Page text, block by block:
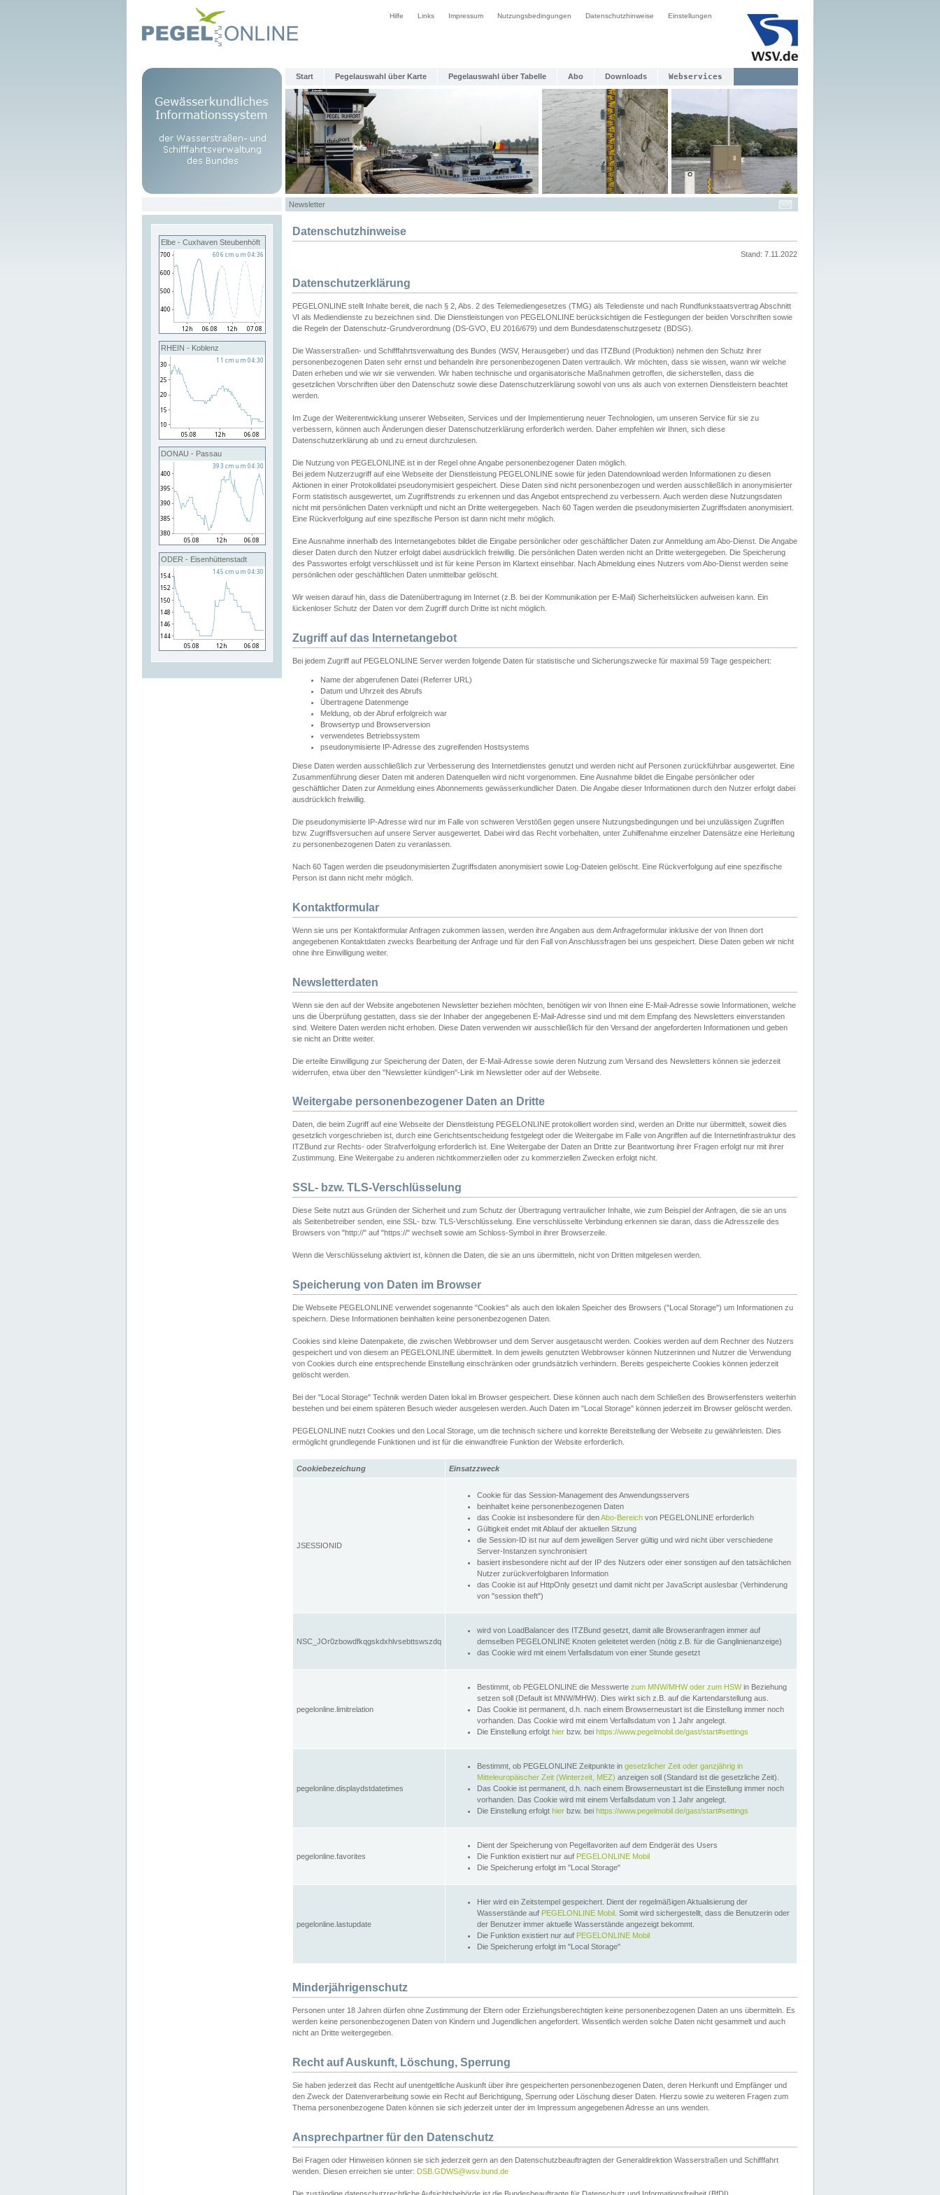
Hilfe Links Impressum Nutzungsbedingungen Datenschutzhinweise Einstellungen
Start Pegelauswahl über Karte Pegelauswahl über Tabelle Abo Downloads Webservices
Newsletter
Elbe - Cuxhaven Steubenhöft
RHEIN - Koblenz
DONAU - Passau
ODER - Eisenhüttenstadt
Datenschutzhinweise
Stand: 7.11.2022
Datenschutzerklärung
PEGELONLINE stellt Inhalte bereit, die nach § 2, Abs. 2 des Telemediengesetzes (TMG) als Teledienste und nach Rundfunkstaatsvertrag Abschnitt
VI als Mediendienste zu bezeichnen sind. Die Dienstleistungen von PEGELONLINE berücksichtigen die Festlegungen der beiden Vorschriften sowie
die Regeln der Datenschutz-Grundverordnung (DS-GVO, EU 2016/679) und dem Bundesdatenschutzgesetz (BDSG).
Die Wasserstraßen- und Schifffahrtsverwaltung des Bundes (WSV, Herausgeber) und das ITZBund (Produktion) nehmen den Schutz ihrer
personenbezogenen Daten sehr ernst und behandeln ihre personenbezogenen Daten vertraulich. Wir möchten, dass sie wissen, wann wir welche
Daten erheben und wie wir sie verwenden. Wir haben technische und organisatorische Maßnahmen getroffen, die sicherstellen, dass die
gesetzlichen Vorschriften über den Datenschutz sowie diese Datenschutzerklärung sowohl von uns als auch von externen Dienstleistern beachtet
werden.
Im Zuge der Weiterentwicklung unserer Webseiten, Services und der Implementierung neuer Technologien, um unseren Service für sie zu
verbessern, können auch Änderungen dieser Datenschutzerklärung erforderlich werden. Daher empfehlen wir Ihnen, sich diese
Datenschutzerklärung ab und zu erneut durchzulesen.
Die Nutzung von PEGELONLINE ist in der Regel ohne Angabe personenbezogener Daten möglich.
Bei jedem Nutzerzugriff auf eine Webseite der Dienstleistung PEGELONLINE sowie für jeden Datendownload werden Informationen zu diesen
Aktionen in einer Protokolldatei pseudonymisiert gespeichert. Diese Daten sind nicht personenbezogen und werden ausschließlich in anonymisierter
Form statistisch ausgewertet, um Zugriffstrends zu erkennen und das Angebot entsprechend zu verbessern. Auch werden diese Nutzungsdaten
nicht mit persönlichen Daten verknüpft und nicht an Dritte weitergegeben. Nach 60 Tagen werden die pseudonymisierten Zugriffsdaten anonymisiert.
Eine Rückverfolgung auf eine spezifische Person ist dann nicht mehr möglich.
Eine Ausnahme innerhalb des Internetangebotes bildet die Eingabe persönlicher oder geschäftlicher Daten zur Anmeldung am Abo-Dienst. Die Angabe
dieser Daten durch den Nutzer erfolgt dabei ausdrücklich freiwillig. Die persönlichen Daten werden nicht an Dritte weitergegeben. Die Speicherung
des Passwortes erfolgt verschlüsselt und ist für keine Person im Klartext einsehbar. Nach Abmeldung eines Nutzers vom Abo-Dienst werden seine
persönlichen oder geschäftlichen Daten unmittelbar gelöscht.
Wir weisen darauf hin, dass die Datenübertragung im Internet (z.B. bei der Kommunikation per E-Mail) Sicherheitslücken aufweisen kann. Ein
lückenloser Schutz der Daten vor dem Zugriff durch Dritte ist nicht möglich.
Zugriff auf das Internetangebot
Bei jedem Zugriff auf PEGELONLINE Server werden folgende Daten für statistische und Sicherungszwecke für maximal 59 Tage gespeichert:
Name der abgerufenen Datei (Referrer URL)
Datum und Uhrzeit des Abrufs
Übertragene Datenmenge
Meldung, ob der Abruf erfolgreich war
Browsertyp und Browserversion
verwendetes Betriebssystem
pseudonymisierte IP-Adresse des zugreifenden Hostsystems
Diese Daten werden ausschließlich zur Verbesserung des Internetdienstes genutzt und werden nicht auf Personen zurückführbar ausgewertet. Eine
Zusammenführung dieser Daten mit anderen Datenquellen wird nicht vorgenommen. Eine Ausnahme bildet die Eingabe persönlicher oder
geschäftlicher Daten zur Anmeldung eines Abonnements gewässerkundlicher Daten. Die Angabe dieser Informationen durch den Nutzer erfolgt dabei
ausdrücklich freiwillig.
Die pseudonymisierte IP-Adresse wird nur im Falle von schweren Verstößen gegen unsere Nutzungsbedingungen und bei unzulässigen Zugriffen
bzw. Zugriffsversuchen auf unsere Server ausgewertet. Dabei wird das Recht vorbehalten, unter Zuhilfenahme einzelner Datensätze eine Herleitung
zu personenbezogenen Daten zu veranlassen.
Nach 60 Tagen werden die pseudonymisierten Zugriffsdaten anonymisiert sowie Log-Dateien gelöscht. Eine Rückverfolgung auf eine spezifische
Person ist dann nicht mehr möglich.
Kontaktformular
Wenn sie uns per Kontaktformular Anfragen zukommen lassen, werden ihre Angaben aus dem Anfrageformular inklusive der von Ihnen dort
angegebenen Kontaktdaten zwecks Bearbeitung der Anfrage und für den Fall von Anschlussfragen bei uns gespeichert. Diese Daten geben wir nicht
ohne ihre Einwilligung weiter.
Newsletterdaten
Wenn sie den auf der Website angebotenen Newsletter beziehen möchten, benötigen wir von Ihnen eine E-Mail-Adresse sowie Informationen, welche
uns die Überprüfung gestatten, dass sie der Inhaber der angegebenen E-Mail-Adresse sind und mit dem Empfang des Newsletters einverstanden
sind. Weitere Daten werden nicht erhoben. Diese Daten verwenden wir ausschließlich für den Versand der angeforderten Informationen und geben
sie nicht an Dritte weiter.
Die erteilte Einwilligung zur Speicherung der Daten, der E-Mail-Adresse sowie deren Nutzung zum Versand des Newsletters können sie jederzeit
widerrufen, etwa über den "Newsletter kündigen"-Link im Newsletter oder auf der Webseite.
Weitergabe personenbezogener Daten an Dritte
Daten, die beim Zugriff auf eine Webseite der Dienstleistung PEGELONLINE protokolliert worden sind, werden an Dritte nur übermittelt, soweit dies
gesetzlich vorgeschrieben ist, durch eine Gerichtsentscheidung festgelegt oder die Weitergabe im Falle von Angriffen auf die Internetinfrastruktur des
ITZBund zur Rechts- oder Strafverfolgung erforderlich ist. Eine Weitergabe der Daten an Dritte zur Beantwortung ihrer Fragen erfolgt nur mit ihrer
Zustimmung. Eine Weitergabe zu anderen nichtkommerziellen oder zu kommerziellen Zwecken erfolgt nicht.
SSL- bzw. TLS-Verschlüsselung
Diese Seite nutzt aus Gründen der Sicherheit und zum Schutz der Übertragung vertraulicher Inhalte, wie zum Beispiel der Anfragen, die sie an uns
als Seitenbetreiber senden, eine SSL- bzw. TLS-Verschlüsselung. Eine verschlüsselte Verbindung erkennen sie daran, dass die Adresszeile des
Browsers von "http://" auf "https://" wechselt sowie am Schloss-Symbol in ihrer Browserzeile.
Wenn die Verschlüsselung aktiviert ist, können die Daten, die sie an uns übermitteln, nicht von Dritten mitgelesen werden.
Speicherung von Daten im Browser
Die Webseite PEGELONLINE verwendet sogenannte "Cookies" als auch den lokalen Speicher des Browsers ("Local Storage") um Informationen zu
speichern. Diese Informationen beinhalten keine personenbezogenen Daten.
Cookies sind kleine Datenpakete, die zwischen Webbrowser und dem Server ausgetauscht werden. Cookies werden auf dem Rechner des Nutzers
gespeichert und von diesem an PEGELONLINE übermittelt. In dem jeweils genutzten Webbrowser können Nutzerinnen und Nutzer die Verwendung
von Cookies durch eine entsprechende Einstellung einschränken oder grundsätzlich verhindern. Bereits gespeicherte Cookies können jederzeit
gelöscht werden.
Bei der "Local Storage" Technik werden Daten lokal im Browser gespeichert. Diese können auch nach dem Schließen des Browserfensters weiterhin
bestehen und bei einem späteren Besuch wieder ausgelesen werden. Auch Daten im "Local Storage" können jederzeit im Browser gelöscht werden.
PEGELONLINE nutzt Cookies und den Local Storage, um die technisch sichere und korrekte Bereitstellung der Webseite zu gewährleisten. Dies
ermöglicht grundlegende Funktionen und ist für die einwandfreie Funktion der Website erforderlich.
Cookiebezeichung Einsatzzweck
JSESSIONID
Cookie für das Session-Management des Anwendungsservers
beinhaltet keine personenbezogenen Daten
das Cookie ist insbesondere für denAbo-Bereich von PEGELONLINE erforderlich
Gültigkeit endet mit Ablauf der aktuellen Sitzung
die Session-ID ist nur auf dem jeweiligen Server gültig und wird nicht über verschiedene
Server-Instanzen synchronisiert
basiert insbesondere nicht auf der IP des Nutzers oder einer sonstigen auf den tatsächlichen
Nutzer zurückverfolgbaren Information
das Cookie ist auf HttpOnly gesetzt und damit nicht per JavaScript auslesbar (Verhinderung
von "session theft")
NSC_JOr0zbowdfkqgskdxhlvsebttswszdq
wird von LoadBalancer des ITZBund gesetzt, damit alle Browseranfragen immer auf
demselben PEGELONLINE Knoten geleitetet werden (nötig z.B. für die Ganglinienanzeige)
das Cookie wird mit einem Verfallsdatum von einer Stunde gesetzt
pegelonline.limitrelation
Bestimmt, ob PEGELONLINE die Messwerte zum MNW/MHW oder zum HSWin Beziehung
setzen soll (Default ist MNW/MHW). Dies wirkt sich z.B. auf die Kartendarstellung aus.
Das Cookie ist permanent, d.h. nach einem Browserneustart ist die Einstellung immer noch
vorhanden. Das Cookie wird mit einem Verfallsdatum von 1 Jahr angelegt.
Die Einstellung erfolgt hier bzw. bei https://www.pegelmobil.de/gast/start#settings
pegelonline.displaydstdatetimes
Bestimmt, ob PEGELONLINE Zeitpunkte in gesetzlicher Zeit oder ganzjährig in
Mitteleuropäischer Zeit (Winterzeit, MEZ) anzeigen soll (Standard ist die gesetzliche Zeit).
Das Cookie ist permanent, d.h. nach einem Browserneustart ist die Einstellung immer noch
vorhanden. Das Cookie wird mit einem Verfallsdatum von 1 Jahr angelegt.
Die Einstellung erfolgt hier bzw. bei https://www.pegelmobil.de/gast/start#settings
pegelonline.favorites
Dient der Speicherung von Pegelfavoriten auf dem Endgerät des Users
Die Funktion existiert nur auf PEGELONLINE Mobil
Die Speicherung erfolgt im "Local Storage"
pegelonline.lastupdate
Hier wird ein Zeitstempel gespeichert. Dient der regelmäßigen Aktualisierung der
Wasserstände auf PEGELONLINE Mobil . Somit wird sichergestellt, dass die Benutzerin oder
der Benutzer immer aktuelle Wasserstände angezeigt bekommt.
Die Funktion existiert nur auf PEGELONLINE Mobil
Die Speicherung erfolgt im "Local Storage"
Minderjährigenschutz
Personen unter 18 Jahren dürfen ohne Zustimmung der Eltern oder Erziehungsberechtigten keine personenbezogenen Daten an uns übermitteln. Es
werden keine personenbezogenen Daten von Kindern und Jugendlichen angefordert. Wissentlich werden solche Daten nicht gesammelt und auch
nicht an Dritte weitergegeben.
Recht auf Auskunft, Löschung, Sperrung
Sie haben jederzeit das Recht auf unentgeltliche Auskunft über ihre gespeicherten personenbezogenen Daten, deren Herkunft und Empfänger und
den Zweck der Datenverarbeitung sowie ein Recht auf Berichtigung, Sperrung oder Löschung dieser Daten. Hierzu sowie zu weiteren Fragen zum
Thema personenbezogene Daten können sie sich jederzeit unter der im Impressum angegebenen Adresse an uns wenden.
Ansprechpartner für den Datenschutz
Bei Fragen oder Hinweisen können sie sich jederzeit gern an den Datenschutzbeauftragten der Generaldirektion Wasserstraßen und Schifffahrt
wenden. Diesen erreichen sie unter: DSB.GDWS@wsv.bund.de